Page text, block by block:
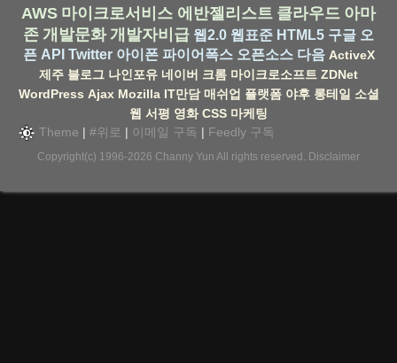
AWS 마이크로서비스 에반젤리스트 클라우드 아마
존 개발문화 개발자비급 웹2.0 웹표준 HTML5 구글 오
픈 API Twitter 아이폰 파이어폭스 오픈소스 다음 ActiveX
제주 블로그 나인포유 네이버 크롬 마이크로소프트 ZDNet
WordPress Ajax Mozilla IT만담 매쉬업 플랫폼 야후 롱테일 소셜
웹 서평 영화 CSS 마케팅
Theme | #위로 | 이메일 구독 | Feedly 구독
Copyright(c) 1996-2026 Channy Yun All rights reserved. Disclaimer